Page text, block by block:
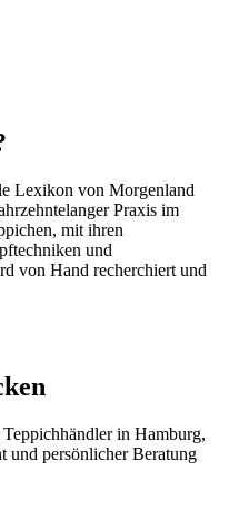
Lexikon von Morgenland
Praxis im
mit ihren
und
von Hand recherchiert und
in Hamburg,
und persönlicher Beratung